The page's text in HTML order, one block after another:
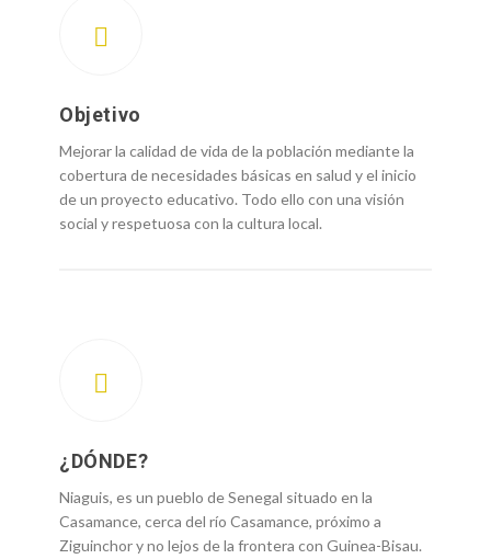
Objetivo
Mejorar la calidad de vida de la población mediante la
cobertura de necesidades básicas en salud y el inicio
de un proyecto educativo. Todo ello con una visión
social y respetuosa con la cultura local.
¿DÓNDE?
Niaguis, es un pueblo de Senegal situado en la
Casamance, cerca del río Casamance, próximo a
Ziguinchor y no lejos de la frontera con Guinea-Bisau.